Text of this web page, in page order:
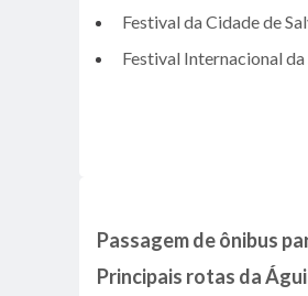
Festival da Cidade de
Festival Internacional da
Passagem de ônibus
Principais rotas da